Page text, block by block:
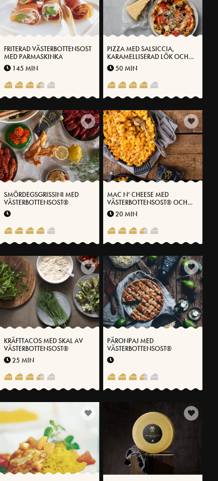
FRITERAD VÄSTERBOTTENSOST
MED PARMASKINKA
145 MIN
PIZZA MED SALSICCIA,
KARAMELLISERAD LÖK OCH
VÄSTERBOTTENSOST®
50 MIN
SMÖRDEGSGRISSINI MED
VÄSTERBOTTENSOST®
MAC N’ CHEESE MED
VÄSTERBOTTENSOST® OCH
KIMCHI
20 MIN
KRÄFTTACOS MED SKAL AV
VÄSTERBOTTENSOST®
25 MIN
PÄRONPAJ MED
VÄSTERBOTTENSOST®